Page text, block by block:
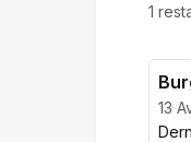
1
13